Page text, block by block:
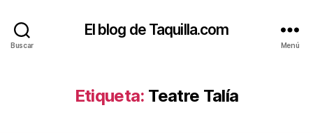
Buscar
El blog de Taquilla.com
Menú
Etiqueta: Teatre Talía